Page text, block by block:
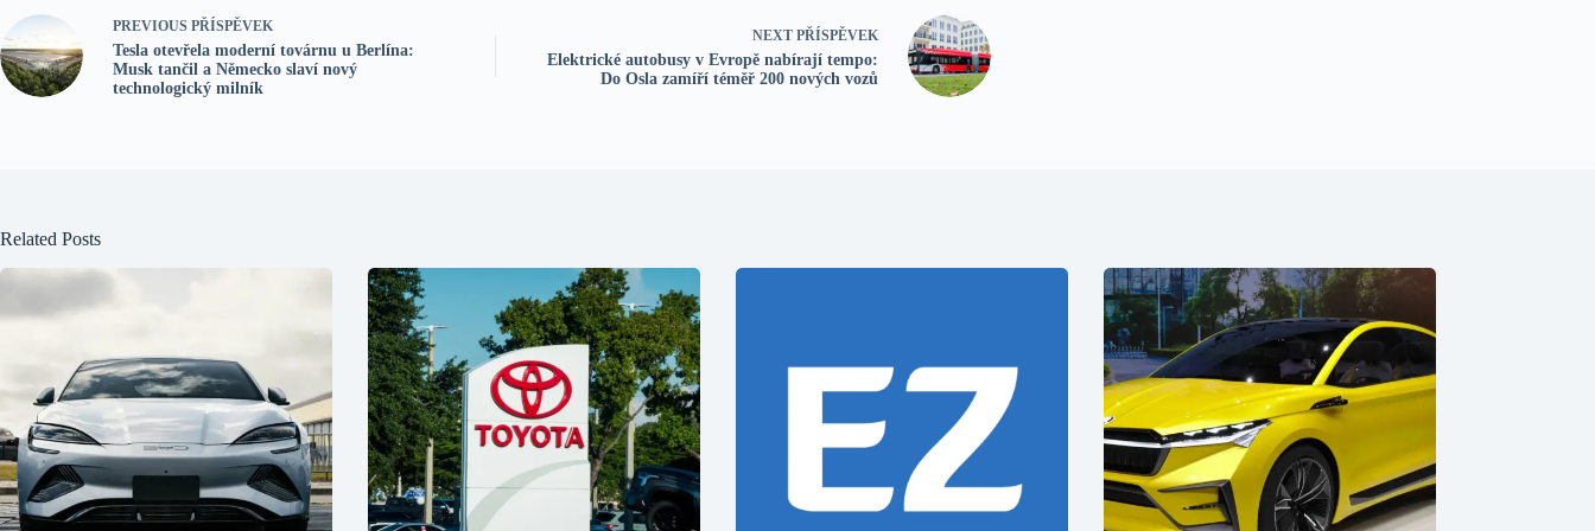
PREVIOUS PŘÍSPĚVEK
Tesla otevřela moderní továrnu u Berlína:
Musk tančil a Německo slaví nový
technologický milník
NEXT PŘÍSPĚVEK
Elektrické autobusy v Evropě nabírají tempo:
Do Osla zamíří téměř 200 nových vozů
Related Posts